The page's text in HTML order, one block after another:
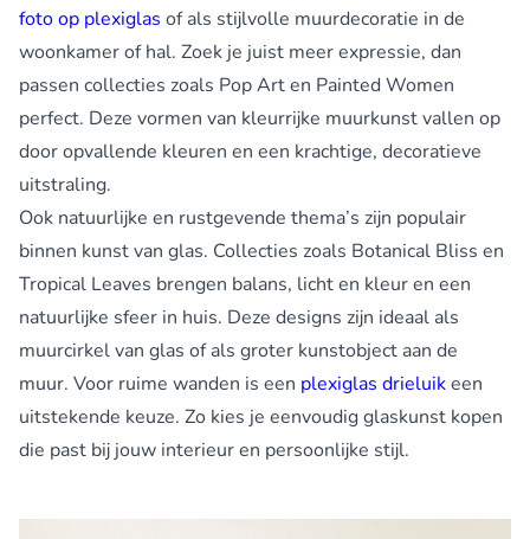
foto op plexiglas of als stijlvolle muurdecoratie in de
woonkamer of hal. Zoek je juist meer expressie, dan
passen collecties zoals Pop Art en Painted Women
perfect. Deze vormen van kleurrijke muurkunst vallen op
door opvallende kleuren en een krachtige, decoratieve
uitstraling.
Ook natuurlijke en rustgevende thema’s zijn populair
binnen kunst van glas. Collecties zoals Botanical Bliss en
Tropical Leaves brengen balans, licht en kleur en een
natuurlijke sfeer in huis. Deze designs zijn ideaal als
muurcirkel van glas of als groter kunstobject aan de
muur. Voor ruime wanden is een plexiglas drieluikeen
uitstekende keuze. Zo kies je eenvoudig glaskunst kopen
die past bij jouw interieur en persoonlijke stijl.